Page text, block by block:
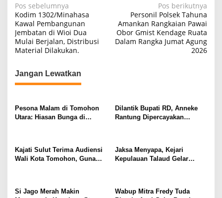
N
a
v
i
a
i
p
s
Pos sebelumnya
Kodim 1302/Minahasa
Kawal Pembangunan
Jembatan di Wioi Dua
Mulai Berjalan, Distribusi
Material Dilakukan.
Pos berikutnya
Personil Polsek Tahuna
Amankan Rangkaian Pawai
Obor Gmist Kendage Ruata
Dalam Rangka Jumat Agung
2026
Jangan Lewatkan
Pesona Malam di Tomohon
Utara: Hiasan Bunga di
Dilantik Bupati RD, Anneke
Rantung Dipercayakan
Kajati Sulut Terima Audiensi
Wali Kota Tomohon, Guna
Jaksa Menyapa, Kejari
Kepulauan Talaud Gelar
Si Jago Merah Makin
Wabup Mitra Fredy Tuda